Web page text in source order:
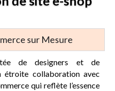
sur Mesure
de designers et de
étroite collaboration avec
qui reflète l’essence